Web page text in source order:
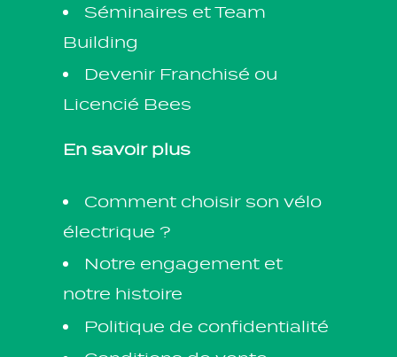
Séminaires et Team
Building
Devenir Franchisé ou
Licencié Bees
En savoir plus
Comment choisir son vélo
électrique ?
Notre engagement et
notre histoire
Politique de confidentialité